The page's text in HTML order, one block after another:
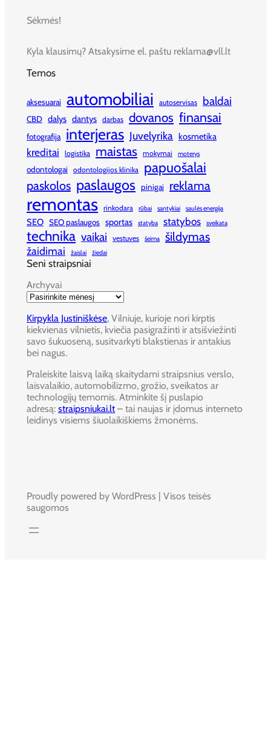
Sėkmės!
Kyla klausimų? Atsakysime el. paštu reklama@vll.lt
Temos
aksesuarai automobiliai autoservisas baldai
CBD dalys dantys darbas dovanos finansai
fotografija interjeras Juvelyrika kosmetika
kreditai logistika maistas mokymai moterys
odontologai odontologijos klinika papuošalai
paskolos paslaugos pinigai reklama
remontas rinkodara rūbai santykiai saulės energija
SEO SEO paslaugos sportas statyba statybos sveikata
technika vaikai vestuves šeima šildymas
žaidimai žaislai žiedai
Seni straipsniai
Archyvai
Kirpykla Justiniškėse, Vilniuje, kurioje nori kirptis
kiekvienas vilnietis, kviečia pasigražinti ir atsišviežinti
savo šukuoseną, susitvarkyti blakstienas ir antakius
bei nagus.
Praleiskite laisvą laiką skaitydami straipsnius verslo,
laisvalaikio, automobilizmo, grožio, sveikatos ar
technologijų temomis. Atminkite šį puslapio
adresą: straipsniukai.lt– tai naujas ir įdomus interneto
leidinys visiems šiuolaikiškiems žmonėms.
Proudly powered by WordPress | Visos teisės
saugomos